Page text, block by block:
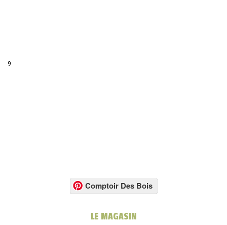
9
Comptoir Des Bois
LE MAGASIN